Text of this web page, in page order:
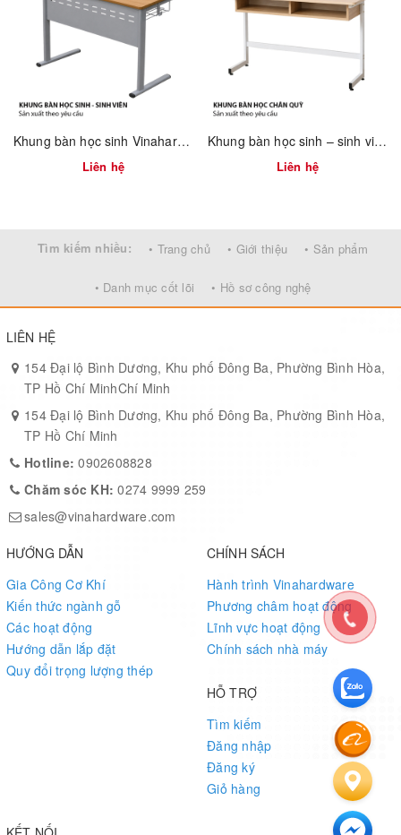
Đặc điểm nổi bật:
Lưng ghế cong nhẹ, hỗ trợ thắt lưng khi ngồi lâu
Đệm mút dày, đàn hồi cao, không xẹp lún
Bánh xe PU di chuyển êm ái, bảo vệ sàn nhà
Vinahardware – Nhà sản xuất ghế văn phòng và phụ kiện nội
thất chuyên nghiệp.
Sản phẩm được sản xuất bằng dây chuyền CNC, đúc nhựa, hàn
an toàn sử dụng.
Khung bàn học sinh Vinahardware sơn xám – 2300.3.12908
Liên hệ
Khung bàn học sinh – sinh viên 750mm tháo ráp nhanh Vinahardware 2300.1.34805
Liên hệ
Tìm kiếm nhiều: • Trang chủ • Giới thiệu • Sản phẩm
• Danh mục cốt lõi • Hồ sơ công nghệ
LIÊN HỆ
154 Đại lộ Bình Dương, Khu phố Đông Ba, Phường Bình Hòa,
TP Hồ Chí MinhChí Minh
154 Đại lộ Bình Dương, Khu phố Đông Ba, Phường Bình Hòa,
TP Hồ Chí Minh
Hotline:0902608828
Chăm sóc KH:0274 9999 259
sales@vinahardware.com
HƯỚNG DẪN
Gia Công Cơ Khí
Kiến thức ngành gỗ
Các hoạt động
Hướng dẫn lắp đặt
Quy đổi trọng lượng thép
CHÍNH SÁCH
Hành trình Vinahardware
Phương châm hoạt động
Lĩnh vực hoạt động
Chính sách nhà máy
HỖ TRỢ
Tìm kiếm
Đăng nhập
Đăng ký
Giỏ hàng